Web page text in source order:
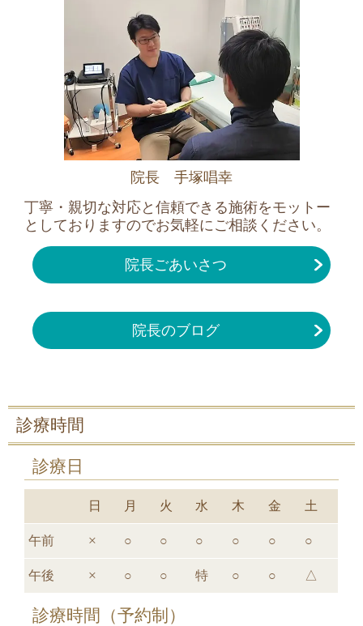
院長 手塚唱幸
丁寧・親切な対応と信頼できる施術をモットー
としておりますのでお気軽にご相談ください。
院長ごあいさつ
院長のブログ
診療時間
診療日
日 月 火 水 木 金 土
午前 × ○ ○ ○ ○ ○ ○
午後 × ○ ○ 特 ○ ○ △
診療時間（予約制）